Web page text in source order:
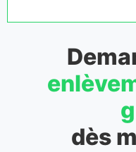
dès